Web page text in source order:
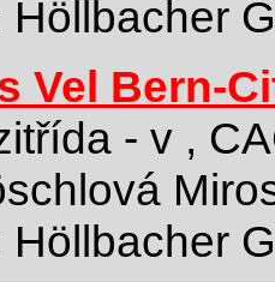
Vel Bern-
- v ,